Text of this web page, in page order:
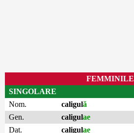
FEMMINILE
SINGOLARE
Nom.
caligulă
Gen.
caligulae
Dat.
caligulae